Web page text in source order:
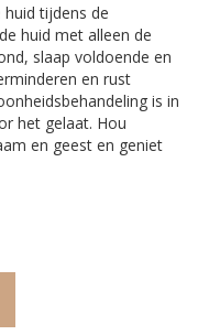
tijdens de
huid met alleen de
slaap voldoende en
en rust
is in
het gelaat. Hou
en geest en geniet